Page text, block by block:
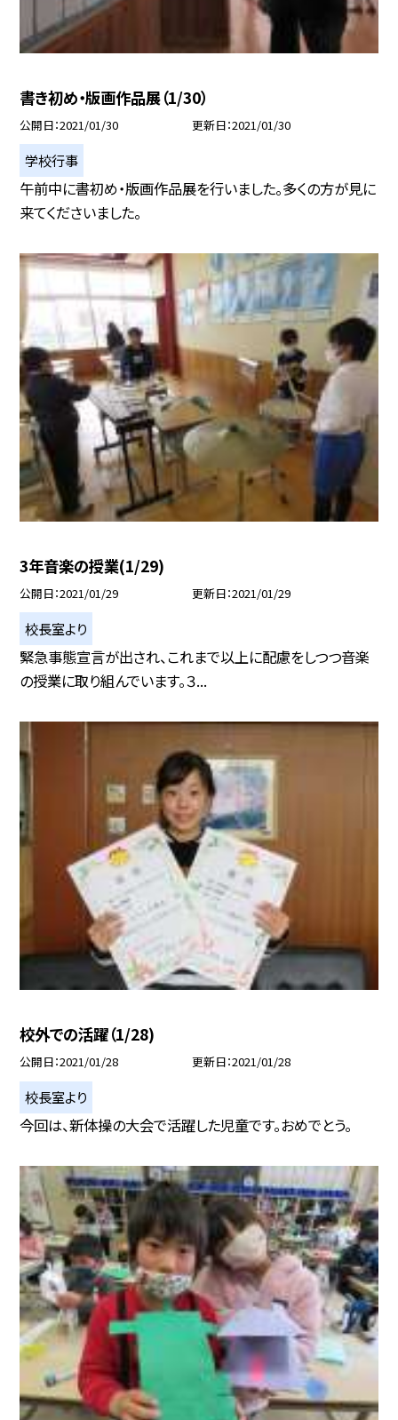
書き初め・版画作品展（1/30）
公開日 2021/01/30 更新日 2021/01/30
学校行事
午前中に書初め・版画作品展を行いました。多くの方が見に
来てくださいました。
3年音楽の授業(1/29)
公開日 2021/01/29 更新日 2021/01/29
校長室より
緊急事態宣言が出され、これまで以上に配慮をしつつ音楽
の授業に取り組んでいます。３...
校外での活躍（1/28)
公開日 2021/01/28 更新日 2021/01/28
校長室より
今回は、新体操の大会で活躍した児童です。おめでとう。